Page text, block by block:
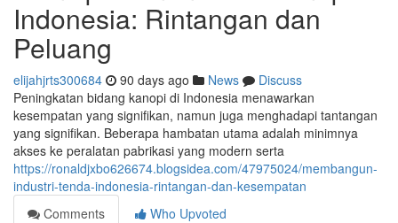
Indonesia: Rintangan dan
Peluang
elijahjrts300684 90 days ago News
Discuss
Peningkatan bidang kanopi di Indonesia menawarkan
kesempatan yang signifikan, namun juga menghadapi tantangan
yang signifikan. Beberapa hambatan utama adalah minimnya
akses ke peralatan pabrikasi yang modern serta
https://ronaldjxbo626674.blogsidea.com/47975024/membangun-
industri-tenda-indonesia-rintangan-dan-kesempatan
Comments
Who Upvoted